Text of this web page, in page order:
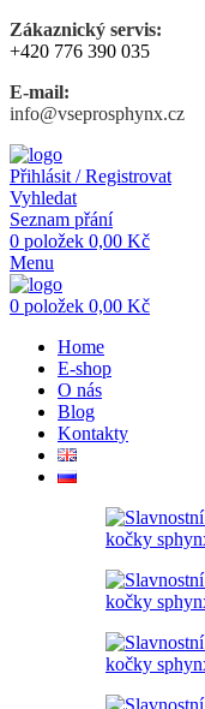
Zákaznický servis:
+420 776 390 035
E-mail:
info@vseprosphynx.cz
Přihlásit / Registrovat
Vyhledat
Seznam přání
0 položek 0,00 Kč
Menu
0 položek 0,00 Kč
Home
E-shop
O nás
Blog
Kontakty